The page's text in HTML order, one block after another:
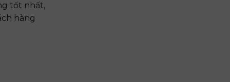
tốt nhất,
hàng